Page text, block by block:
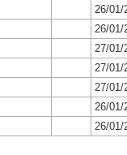
26/01/
26/01/
27/01/
27/01/
27/01/
26/01/
26/01/